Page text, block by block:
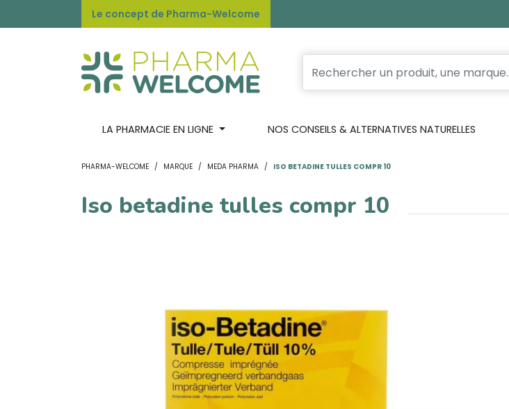
Le concept de Pharma-Welcome
LA PHARMACIE EN LIGNE NOS CONSEILS & ALTERNATIVES NATURELLES
PHARMA-WELCOME MARQUE MEDA PHARMA ISO BETADINE TULLES COMPR 10
Iso betadine tulles compr 10